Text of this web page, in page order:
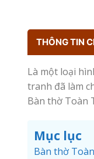
THÔNG TIN
Là một loại
tranh đã làm
Bàn thờ Toàn
Mục lục
Bàn thờ